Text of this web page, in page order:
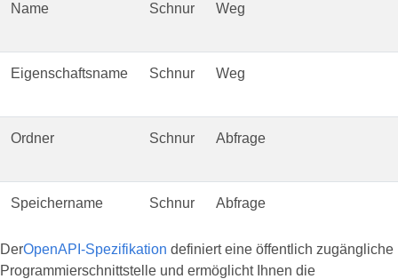
Name Schnur Weg
Eigenschaftsname Schnur Weg
Ordner Schnur Abfrage
Speichername Schnur Abfrage
DerOpenAPI-Spezifikation definiert eine öffentlich zugängliche
Programmierschnittstelle und ermöglicht Ihnen die